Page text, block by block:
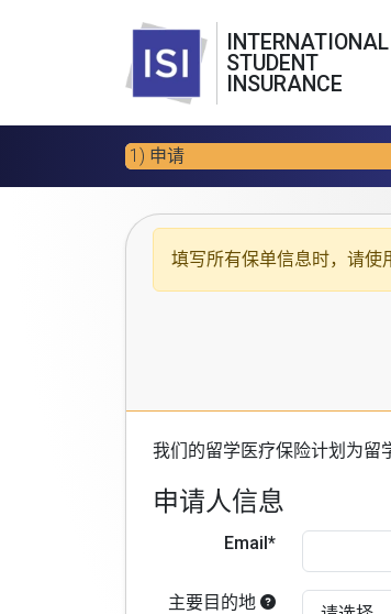
INTERNATIONAL
STUDENT
INSURANCE
1) 申请
填写所有保单信息时，请使
我们的留学医疗保险计划 为留
申请人信息
Email*
主要目的地